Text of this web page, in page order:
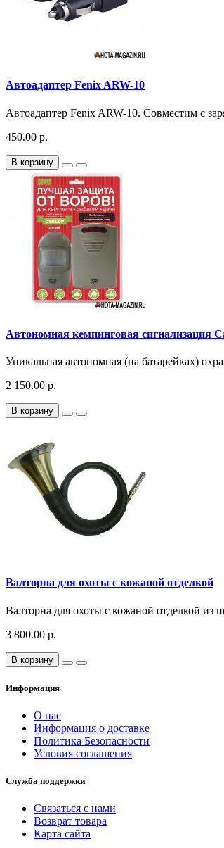
Автоадаптер Fenix ARW-10
Автоадаптер Fenix ARW-10. Совместим с
450.00 р.
В корзину
Автономная кемпинговая сигнализация
Уникальная автономная (на батарейках)
2 150.00 р.
В корзину
Валторна для охоты с кожаной отделкой
Валторна для охоты с кожаной отделкой из
3 800.00 р.
В корзину
Информация
О нас
Информация о доставке
Политика Безопасности
Условия соглашения
Служба поддержки
Связаться с нами
Возврат товара
Карта сайта